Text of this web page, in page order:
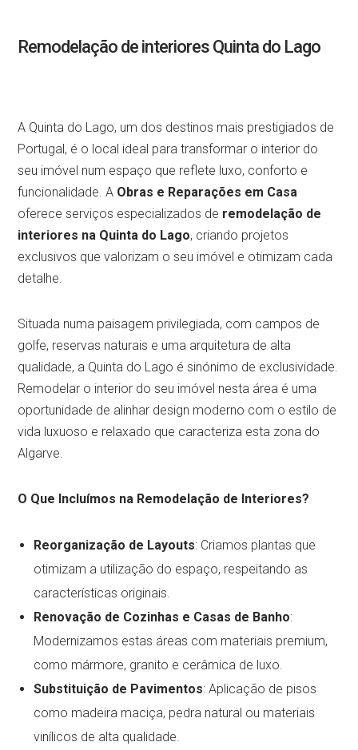
Remodelação de interiores Quinta do Lago
A Quinta do Lago, um dos destinos mais prestigiados de
Portugal, é o local ideal para transformar o interior do
seu imóvel num espaço que reflete luxo, conforto e
funcionalidade. A Obras e Reparações em Casa
oferece serviços especializados de remodelação de
interiores na Quinta do Lago, criando projetos
exclusivos que valorizam o seu imóvel e otimizam cada
detalhe.
Situada numa paisagem privilegiada, com campos de
golfe, reservas naturais e uma arquitetura de alta
qualidade, a Quinta do Lago é sinónimo de exclusividade.
Remodelar o interior do seu imóvel nesta área é uma
oportunidade de alinhar design moderno com o estilo de
vida luxuoso e relaxado que caracteriza esta zona do
Algarve.
O Que Incluímos na Remodelação de Interiores?
Reorganização de Layouts: Criamos plantas que
otimizam a utilização do espaço, respeitando as
características originais.
Renovação de Cozinhas e Casas de Banho:
Modernizamos estas áreas com materiais premium,
como mármore, granito e cerâmica de luxo.
Substituição de Pavimentos: Aplicação de pisos
como madeira maciça, pedra natural ou materiais
vinílicos de alta qualidade.